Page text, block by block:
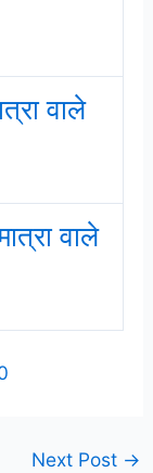
वाले
वाले
Next Post →